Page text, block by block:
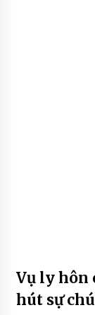
Vụ ly hôn
hút sự